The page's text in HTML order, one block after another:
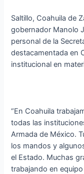
Saltillo, Coahuila de
gobernador Manolo
personal de la
destacamentada en
institucional en
“En Coahuila
todas las
Armada de México.
los mandos y
el Estado. Muchas
trabajando en